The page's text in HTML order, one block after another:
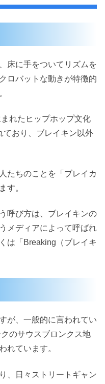
床に手をついてリズムを
ロバットな動きが特徴的
れたヒップホップ文化
ており、ブレイキン以外
たちのことを「ブレイカ
す。
呼び方は、ブレイキンの
メディアによって呼ばれ
は「Breaking（ブレイキ
が、一般的に言われてい
のサウスブロンクス地
れています。
、日々ストリートギャン